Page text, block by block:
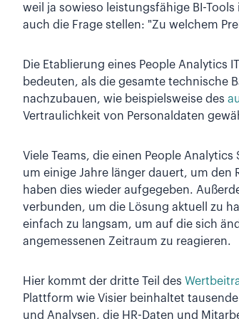
weil ja sowieso leistungsfähige BI-
auch die Frage stellen: "Zu welchem
Die Etablierung eines People Analytics
bedeuten, als die gesamte technische
nachzubauen, wie beispielsweise des
Vertraulichkeit von Personaldaten
Viele Teams, die einen People
um einige Jahre länger dauert, um den
haben dies wieder aufgegeben.
verbunden, um die Lösung aktuell zu
einfach zu langsam, um auf die sich
angemessenen Zeitraum zu reagieren.
Hier kommt der dritte Teil des
Plattform wie Visier beinhaltet
und Analysen, die HR-Daten und